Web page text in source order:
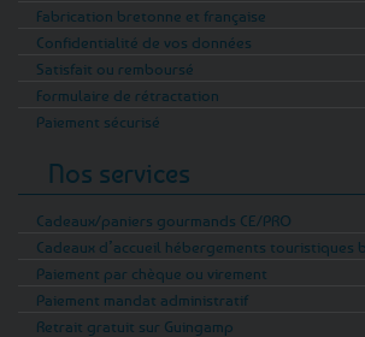
Fabrication bretonne et française
Confidentialité de vos données
Satisfait ou remboursé
Formulaire de rétractation
Paiement sécurisé
Nos services
Cadeaux/paniers gourmands CE/PRO
Cadeaux d’accueil hébergements touristiques
Paiement par chèque ou virement
Paiement mandat administratif
Retrait gratuit sur Guingamp